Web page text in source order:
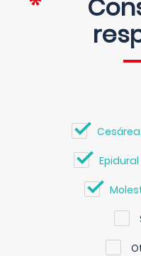
Cesárea
Epidural